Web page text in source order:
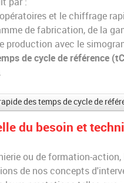
et le chiffrage
de fabrication, de la
production avec le
de cycle de référence
des temps de cycle de
du besoin et
ou de formation-
de nos concepts